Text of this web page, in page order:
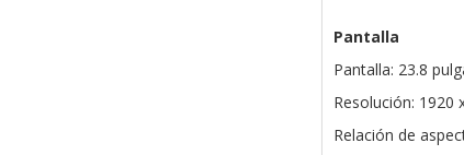
Pantalla
Pantalla: 23.8
Resolución: 1920
Relación de